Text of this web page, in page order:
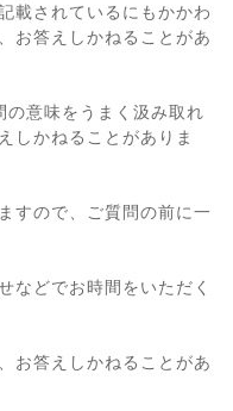
載されているにもかかわ
お答えしかねることがあ
の意味をうまく汲み取れ
しかねることがありま
すので、ご質問の前に一
などでお時間をいただく
お答えしかねることがあ